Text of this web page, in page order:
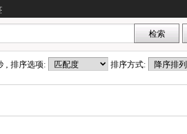
, 排序选项: 排序方式: